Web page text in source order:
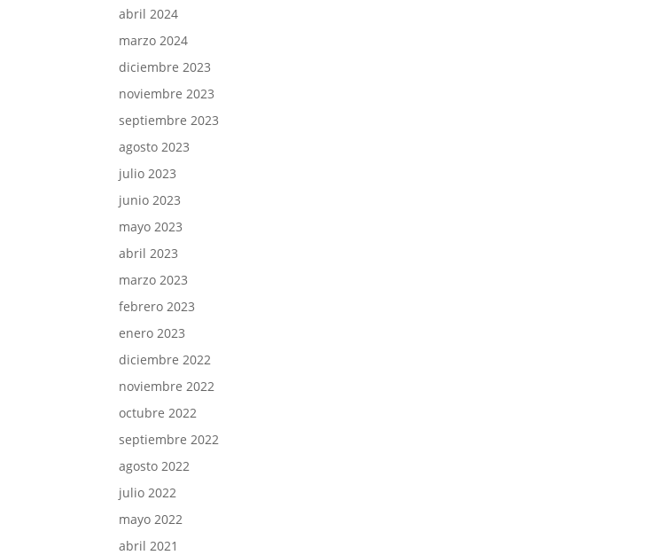
abril 2024
marzo 2024
diciembre 2023
noviembre 2023
septiembre 2023
agosto 2023
julio 2023
junio 2023
mayo 2023
abril 2023
marzo 2023
febrero 2023
enero 2023
diciembre 2022
noviembre 2022
octubre 2022
septiembre 2022
agosto 2022
julio 2022
mayo 2022
abril 2021